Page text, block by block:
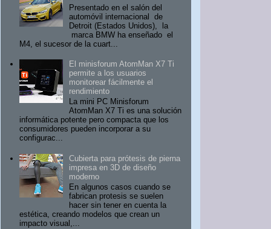
Presentado en el salón del
automóvil internacional de
Detroit (Estados Unidos), la
marca BMW ha enseñado el
M4, el sucesor de la cuart...
El minisforum AtomMan X7 Ti
permite a los usuarios
monitorear fácilmente el
rendimiento
La mini PC Minisforum
AtomMan X7 Ti es una solución
informática potente pero compacta que los
consumidores pueden incorporar a su
configurac...
Cubierta para prótesis de pierna
impresa en 3D de diseño
moderno
En algunos casos cuando se
fabrican protesis se suelen
hacer sin tener en cuenta la
estética, creando modelos que crean un
impacto visual,...